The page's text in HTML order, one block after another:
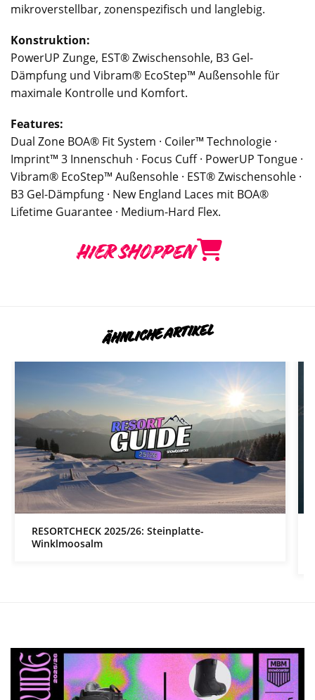
mikroverstellbar, zonenspezifisch und langlebig.
Konstruktion:
PowerUP Zunge, EST® Zwischensohle, B3 Gel-
Dämpfung und Vibram® EcoStep™ Außensohle für
maximale Kontrolle und Komfort.
Features:
Dual Zone BOA® Fit System · Coiler™ Technologie ·
Imprint™ 3 Innenschuh · Focus Cuff · PowerUP Tongue ·
Vibram® EcoStep™ Außensohle · EST® Zwischensohle ·
B3 Gel-Dämpfung · New England Laces mit BOA®
Lifetime Guarantee · Medium-Hard Flex.
HIER SHOPPEN
ÄHNLICHE ARTIKEL
RESORTCHECK 2025/26: Steinplatte-
Winklmoosalm